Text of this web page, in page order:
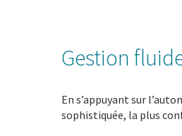
Gestion
En s’appuyant sur
sophistiquée, la plus